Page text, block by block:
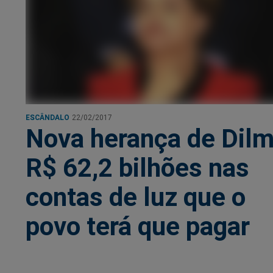
ESCÂNDALO 22/02/2017
Nova herança de
R$ 62,2 bilhões nas
contas de luz que o
povo terá que pagar